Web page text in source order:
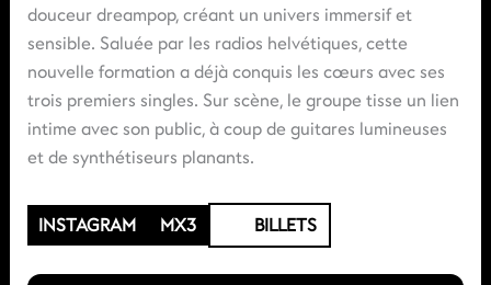
douceur dreampop, créant un univers immersif et
sensible. Saluée par les radios helvétiques, cette
nouvelle formation a déjà conquis les cœurs avec ses
trois premiers singles. Sur scène, le groupe tisse un lien
intime avec son public, à coup de guitares lumineuses
et de synthétiseurs planants.
INSTAGRAM MX3 BILLETS